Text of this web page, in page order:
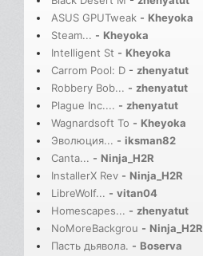
ASUS GPUTweak - Kheyoka
Steam... - Kheyoka
Intelligent St - Kheyoka
Carrom Pool: D - zhenyatut
Robbery Bob... - zhenyatut
Plague Inc.... - zhenyatut
Wagnardsoft To - Kheyoka
Эволюция... - iksman82
Canta... - Ninja_H2R
InstallerX Rev - Ninja_H2R
LibreWolf... - vitan04
Homescapes... - zhenyatut
NoMoreBackgrou - Ninja_H2R
Пасть дьявола. - Boserva